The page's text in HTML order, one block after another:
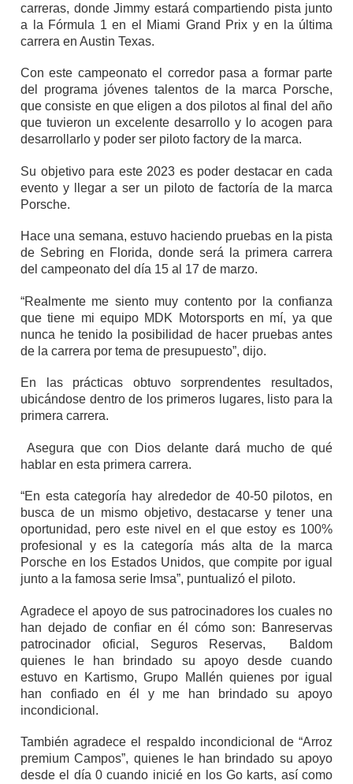
carreras, donde Jimmy estará compartiendo pista junto
a la Fórmula 1 en el Miami Grand Prix y en la última
carrera en Austin Texas.
Con este campeonato el corredor pasa a formar parte
del programa jóvenes talentos de la marca Porsche,
que consiste en que eligen a dos pilotos al final del año
que tuvieron un excelente desarrollo y lo acogen para
desarrollarlo y poder ser piloto factory de la marca.
Su objetivo para este 2023 es poder destacar en cada
evento y llegar a ser un piloto de factoría de la marca
Porsche.
Hace una semana, estuvo haciendo pruebas en la pista
de Sebring en Florida, donde será la primera carrera
del campeonato del día 15 al 17 de marzo.
“Realmente me siento muy contento por la confianza
que tiene mi equipo MDK Motorsports en mí, ya que
nunca he tenido la posibilidad de hacer pruebas antes
de la carrera por tema de presupuesto”, dijo.
En las prácticas obtuvo sorprendentes resultados,
ubicándose dentro de los primeros lugares, listo para la
primera carrera.
Asegura que con Dios delante dará mucho de qué
hablar en esta primera carrera.
“En esta categoría hay alrededor de 40-50 pilotos, en
busca de un mismo objetivo, destacarse y tener una
oportunidad, pero este nivel en el que estoy es 100%
profesional y es la categoría más alta de la marca
Porsche en los Estados Unidos, que compite por igual
junto a la famosa serie Imsa”, puntualizó el piloto.
Agradece el apoyo de sus patrocinadores los cuales no
han dejado de confiar en él cómo son: Banreservas
patrocinador oficial, Seguros Reservas, Baldom
quienes le han brindado su apoyo desde cuando
estuvo en Kartismo, Grupo Mallén quienes por igual
han confiado en él y me han brindado su apoyo
incondicional.
También agradece el respaldo incondicional de “Arroz
premium Campos”, quienes le han brindado su apoyo
desde el día 0 cuando inicié en los Go karts, así como